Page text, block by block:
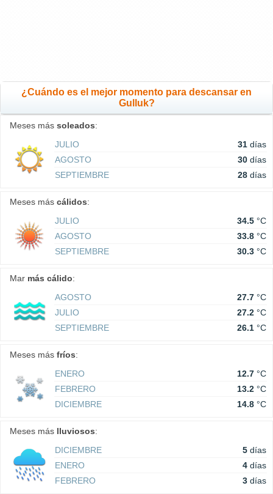
¿Cuándo es el mejor momento para descansar en
Gulluk?
Meses más soleados:
JULIO
31 días
AGOSTO
30 días
SEPTIEMBRE
28 días
Meses más cálidos:
JULIO
34.5 °C
AGOSTO
33.8 °C
SEPTIEMBRE
30.3 °C
Mar más cálido:
AGOSTO
27.7 °C
JULIO
27.2 °C
SEPTIEMBRE
26.1 °C
Meses más fríos:
ENERO
12.7 °C
FEBRERO
13.2 °C
DICIEMBRE
14.8 °C
Meses más lluviosos:
DICIEMBRE
5 días
ENERO
4 días
FEBRERO
3 días